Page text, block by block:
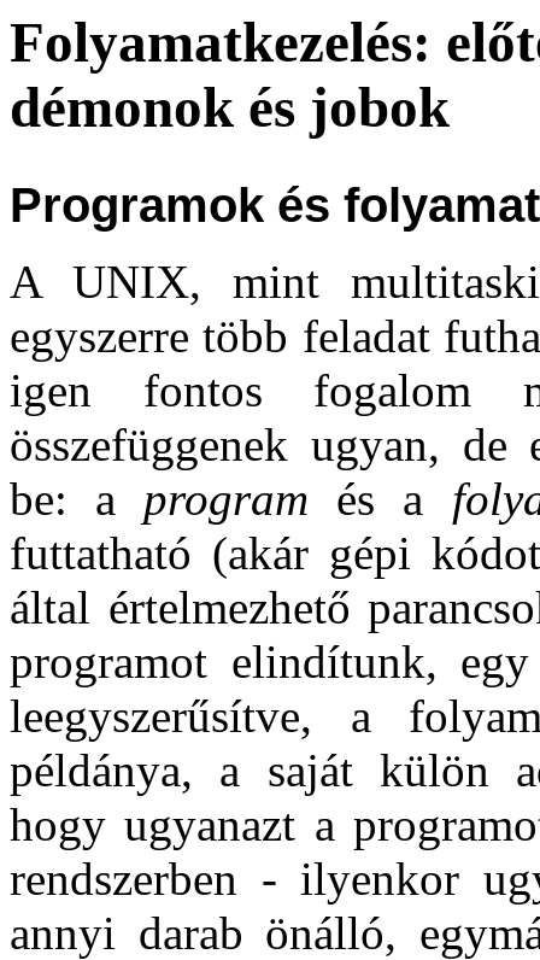
Folyamatkezelés:
démonok és jobok
Programok és
A UNIX, mint
egyszerre több feladat
igen fontos fogalom
összefüggenek ugyan, de
be: a program és a
futtatható (akár gépi
által értelmezhető
programot elindítunk,
leegyszerűsítve, a
példánya, a saját külön
hogy ugyanazt a
rendszerben - ilyenkor
annyi darab önálló,